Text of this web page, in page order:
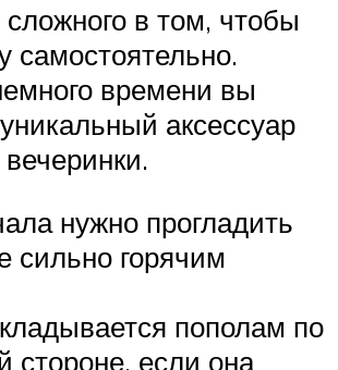
сложного в том, чтобы
самостоятельно.
времени вы
аксессуар
нужно прогладить
сильно горячим
пополам по
стороне, если она